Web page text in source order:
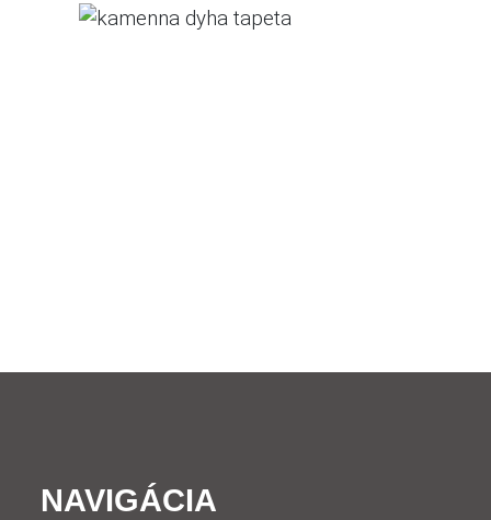
NAVIGÁCIA